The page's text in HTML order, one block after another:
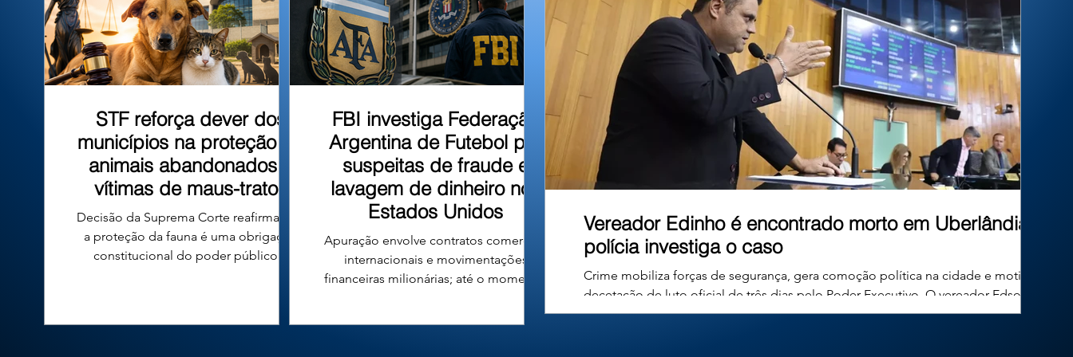
que tombou em um barranco às
inéditos. Mas afinal, existe algum limite para
essa criatividade? No Brasil, um
STF reforça dever dos
municípios na proteção de
animais abandonados e
vítimas de maus-tratos
Decisão da Suprema Corte reafirma que
a proteção da fauna é uma obrigação
constitucional do poder público e
FBI investiga Federação
Argentina de Futebol por
suspeitas de fraude e
lavagem de dinheiro nos
Estados Unidos
Apuração envolve contratos comerciais
internacionais e movimentações
financeiras milionárias; até o momento,
condenações contra a entidade ou seus
Vereador Edinho é encontrado morto em Uberlândia;
polícia investiga o caso
Crime mobiliza forças de segurança, gera comoção política na cidade e motiva
decetação de luto oficial de três dias pelo Poder Executivo. O vereador Edson
Carvalho Ferreira, de 49 anos, conhecido publicamente como Edinho Combate ao